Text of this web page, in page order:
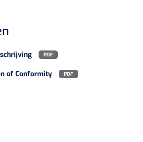
PDF
of Conformity PDF